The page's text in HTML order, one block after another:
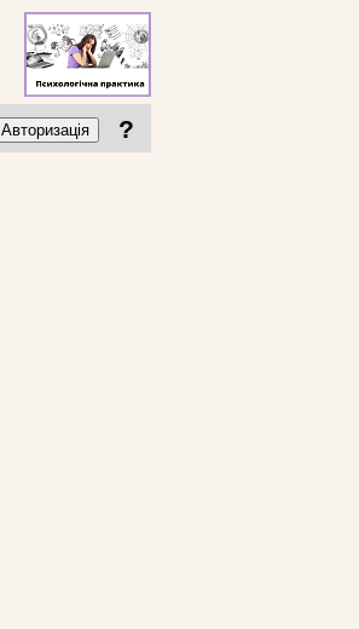
Авторизація ?